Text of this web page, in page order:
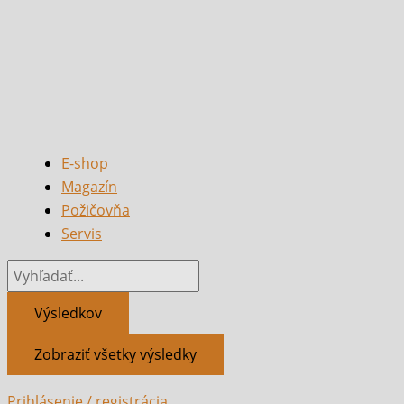
E-shop
Magazín
Požičovňa
Servis
Výsledkov
Zobraziť všetky výsledky